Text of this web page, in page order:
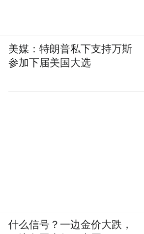
美媒：特朗普私下支持万斯
参加下届美国大选
什么信号？一边金价大跌，